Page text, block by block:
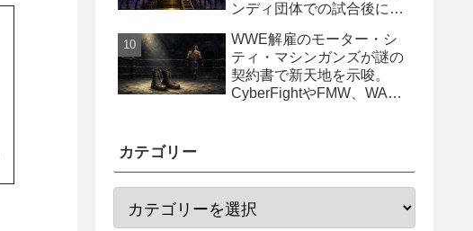
ンディ団体での試合後にサ
WWE解雇のモーター・シ
ティ・マシンガンズが謎の
契約書で新天地を示唆。
CyberFightやFMW、WAR
カテゴリー